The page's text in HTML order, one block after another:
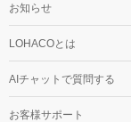
お知らせ
LOHACOとは
AIチャットで質問する
お客様サポート